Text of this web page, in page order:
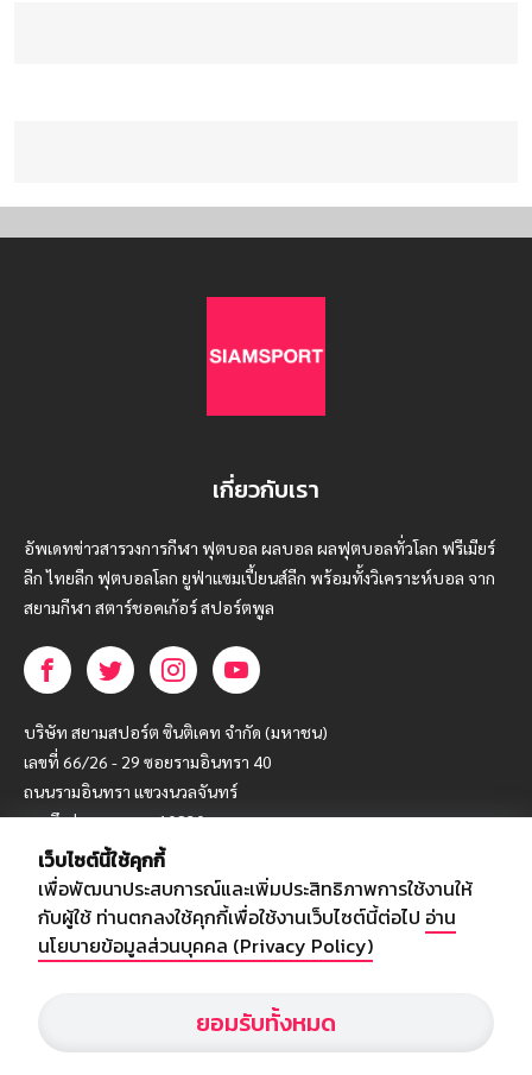
เกี่ยวกับเรา
อัพเดทข่าวสารวงการกีฬา ฟุตบอล ผลบอล ผลฟุตบอลทั่วโลก ฟรีเมียร์
ลีก ไทยลีก ฟุตบอลโลก ยูฟ่าแซมเปี้ยนส์ลีก พร้อมทั้งวิเคราะห์บอล จาก
สยามกีฬา สตาร์ชอคเก้อร์ สปอร์ตพูล
บริษัท สยามสปอร์ต ซินติเคท จำกัด (มหาชน)
เลขที่ 66/26 - 29 ซอยรามอินทรา 40
ถนนรามอินทรา แขวงนวลจันทร์
เขตบึงกุ่ม กรุงเทพฯ 10230
โทร : 02-5088-000
webmaster@siamsport.co.th
เว็บไซต์ : www.siamsport.co.th
เว็บไซต์นี้ใช้คุกกี้
เพื่อพัฒนาประสบการณ์และเพิ่มประสิทธิภาพการใช้งานให้
กับผู้ใช้ ท่านตกลงใช้คุกกี้เพื่อใช้งานเว็บไซต์นี้ต่อไป อ่าน
นโยบายข้อมูลส่วนบุคคล (Privacy Policy)
ยอมรับทั้งหมด